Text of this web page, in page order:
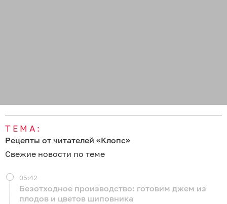
ТЕМА:
Рецепты от читателей «Клопс»
Свежие новости по теме
Безотходное производство: готовим джем из
плодов и цветов шиповника
05:42